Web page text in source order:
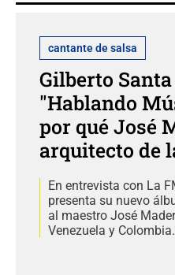
cantante de salsa
Gilberto
"Hablando
por qué José
arquitecto de
En entrevista con La
presenta su nuevo
al maestro José
Venezuela y Colombia.